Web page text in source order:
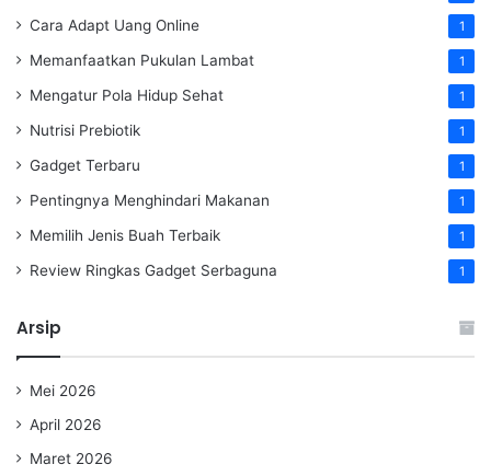
Cara Adapt Uang Online 1
Memanfaatkan Pukulan Lambat 1
Mengatur Pola Hidup Sehat 1
Nutrisi Prebiotik 1
Gadget Terbaru 1
Pentingnya Menghindari Makanan 1
Memilih Jenis Buah Terbaik 1
Review Ringkas Gadget Serbaguna 1
Arsip
Mei 2026
April 2026
Maret 2026